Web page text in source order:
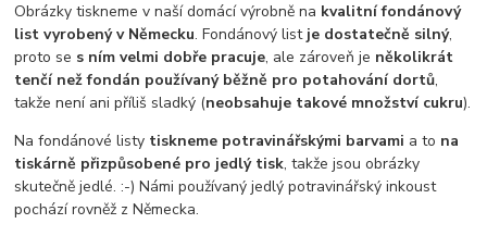
Obrázky tiskneme v naší domácí výrobně na kvalitní fondánový
list vyrobený v Německu. Fondánový list je dostatečně silný,
proto se s ním velmi dobře pracuje, ale zároveň je několikrát
tenčí než fondán používaný běžně pro potahování dortů,
takže není ani příliš sladký (neobsahuje takové množství cukru).
Na fondánové listy tiskneme potravinářskými barvami a to na
tiskárně přizpůsobené pro jedlý tisk, takže jsou obrázky
skutečně jedlé. :-) Námi používaný jedlý potravinářský inkoust
pochází rovněž z Německa.